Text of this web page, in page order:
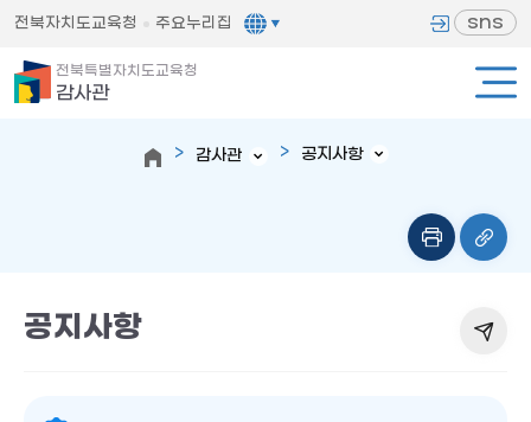
전북자치도교육청 주요누리집 sns
전북특별자치도교육청
감사관
감사관 공지사항
공지사항